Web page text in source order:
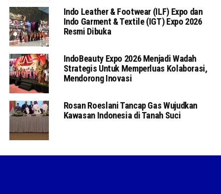
Indo Leather & Footwear (ILF) Expo dan
Indo Garment & Textile (IGT) Expo 2026
Resmi Dibuka
IndoBeauty Expo 2026 Menjadi Wadah
Strategis Untuk Memperluas Kolaborasi,
Mendorong Inovasi
Rosan Roeslani Tancap Gas Wujudkan
Kawasan Indonesia di Tanah Suci